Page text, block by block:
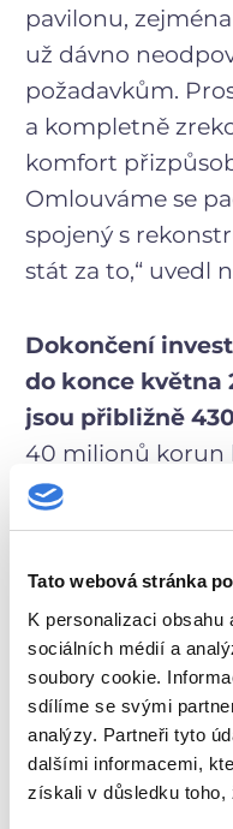
Tato webová stránka
K personalizaci
sociálních médií a
soubory cookie.
sdílíme se svými
analýzy. Partneři tyto
dalšími informacemi,
získali v důsledku toho,
pavilonu,
už dávno
požadavkům.
a kompletně
komfort
Omlouváme se
spojený s
stát za to,“ uvedl
Dokončení
do konce května
jsou přibližně
40 milionů korun
z rozpočtu
2024. Pro letošní
bude řešeno jak
tak případně
prostředky z
vhodný dotační
náměstek Pavlík.